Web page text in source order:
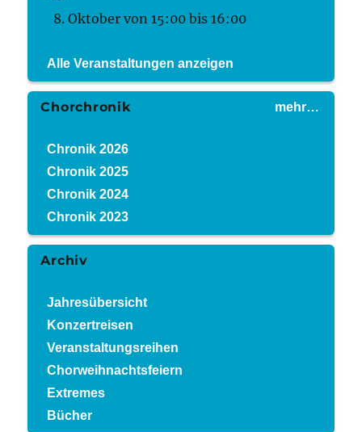
8. Oktober von 15:00 bis16:00
Alle Veranstaltungen anzeigen
mehr…
Chorchronik
Chronik 2026
Chronik 2025
Chronik 2024
Chronik 2023
Archiv
Jahresübersicht
Konzertreisen
Veranstaltungsreihen
Chorweihnachtsfeiern
Extremes
Bücher